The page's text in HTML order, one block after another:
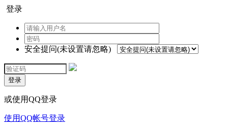
登录
安全提问(未设置请忽略)
登录
或使用QQ登录
使用QQ帐号登录